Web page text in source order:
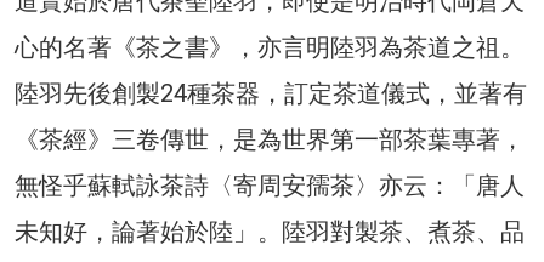
心的名著《茶之書》，亦言明陸羽為茶道之祖。
陸羽先後創製24種茶器，訂定茶道儀式，並著有
《茶經》三卷傳世，是為世界第一部茶葉專著，
無怪乎蘇軾詠茶詩〈寄周安孺茶〉亦云：「唐人
未知好，論著始於陸」。陸羽對製茶、煮茶、品